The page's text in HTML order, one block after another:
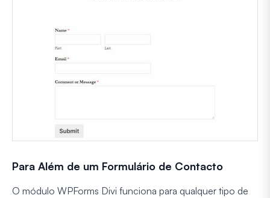
Para Além de um Formulário de Contacto
O módulo WPForms Divi funciona para qualquer tipo de